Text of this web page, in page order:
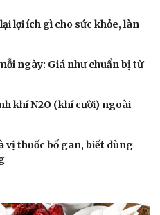
Nghệ sĩ
lợi ích gì cho sức khỏe, làn
ngày: Giá như chuẩn bị từ
khí N2O (khí cười) ngoài
vị thuốc bổ gan, biết dùng